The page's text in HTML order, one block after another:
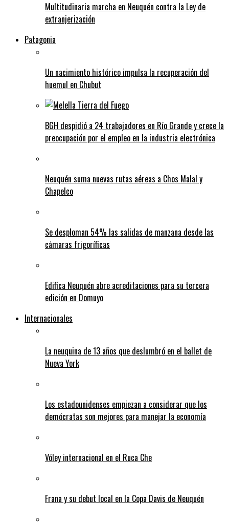
Multitudinaria marcha en Neuquén contra la Ley de
extranjerización
Patagonia
Un nacimiento histórico impulsa la recuperación del
huemul en Chubut
BGH despidió a 24 trabajadores en Río Grande y crece la
preocupación por el empleo en la industria electrónica
Neuquén suma nuevas rutas aéreas a Chos Malal y
Chapelco
Se desploman 54% las salidas de manzana desde las
cámaras frigoríficas
Edifica Neuquén abre acreditaciones para su tercera
edición en Domuyo
Internacionales
La neuquina de 13 años que deslumbró en el ballet de
Nueva York
Los estadounidenses empiezan a considerar que los
demócratas son mejores para manejar la economía
Vóley internacional en el Ruca Che
Frana y su debut local en la Copa Davis de Neuquén